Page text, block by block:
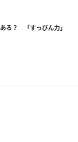
る？ 「すっぴん力」